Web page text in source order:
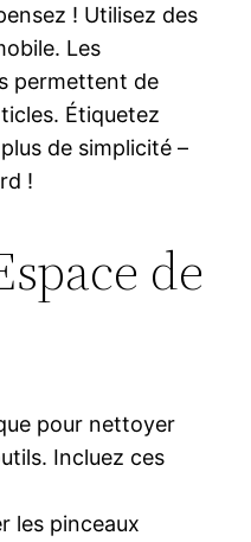
! Utilisez des
Les
permettent de
Étiquetez
de simplicité –
!
de
pour nettoyer
Incluez ces
les pinceaux